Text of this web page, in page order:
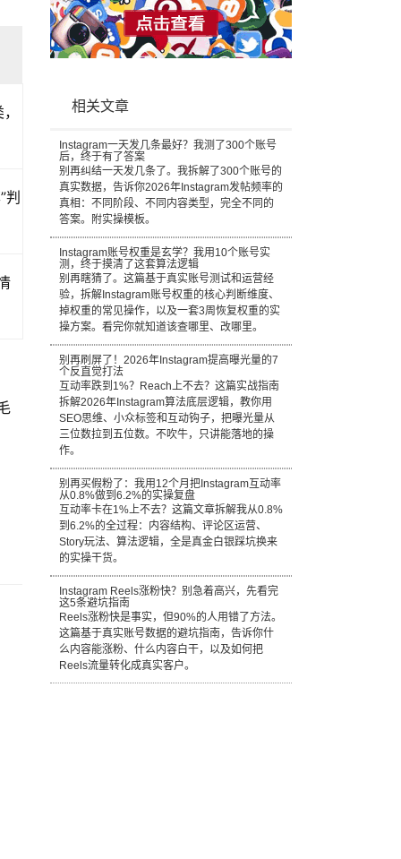
判
相关文章
Instagram一天发几条最好？我测了300个账号
后，终于有了答案
别再纠结一天发几条了。我拆解了300个账号的
真实数据，告诉你2026年Instagram发帖频率的
真相：不同阶段、不同内容类型，完全不同的
答案。附实操模板。
Instagram账号权重是玄学？我用10个账号实
测，终于摸清了这套算法逻辑
别再瞎猜了。这篇基于真实账号测试和运营经
验，拆解Instagram账号权重的核心判断维度、
掉权重的常见操作，以及一套3周恢复权重的实
操方案。看完你就知道该查哪里、改哪里。
别再刷屏了！2026年Instagram提高曝光量的7
个反直觉打法
互动率跌到1%？Reach上不去？这篇实战指南
拆解2026年Instagram算法底层逻辑，教你用
SEO思维、小众标签和互动钩子，把曝光量从
三位数拉到五位数。不吹牛，只讲能落地的操
作。
别再买假粉了：我用12个月把Instagram互动率
从0.8%做到6.2%的实操复盘
互动率卡在1%上不去？这篇文章拆解我从0.8%
到6.2%的全过程：内容结构、评论区运营、
Story玩法、算法逻辑，全是真金白银踩坑换来
的实操干货。
Instagram Reels涨粉快？别急着高兴，先看完
这5条避坑指南
Reels涨粉快是事实，但90%的人用错了方法。
这篇基于真实账号数据的避坑指南，告诉你什
么内容能涨粉、什么内容白干，以及如何把
Reels流量转化成真实客户。